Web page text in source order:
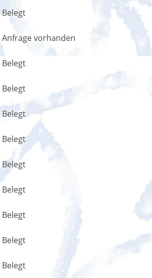
Belegt
Anfrage vorhanden
Belegt
Belegt
Belegt
Belegt
Belegt
Belegt
Belegt
Belegt
Belegt